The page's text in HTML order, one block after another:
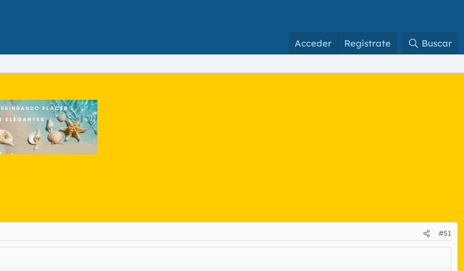
Acceder Regístrate Buscar
#51